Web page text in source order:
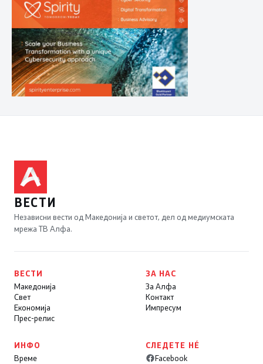
ВЕСТИ
Независни вести од Македонија и светот, дел од медиумската
мрежа ТВ Алфа.
ВЕСТИ
Македонија
Свет
Економија
Прес-релис
ЗА НАС
За Алфа
Контакт
Импресум
ИНФО
Време
СЛЕДЕТЕ НÉ
Facebook